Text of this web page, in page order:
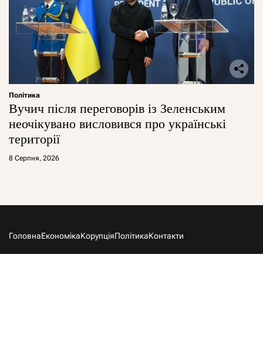
Політика
Вучич після переговорів із Зеленським
неочікувано висловився про українські
території
8 Серпня, 2026
ГоловнаЕкономікаКорупціяПолітикаКонтакти